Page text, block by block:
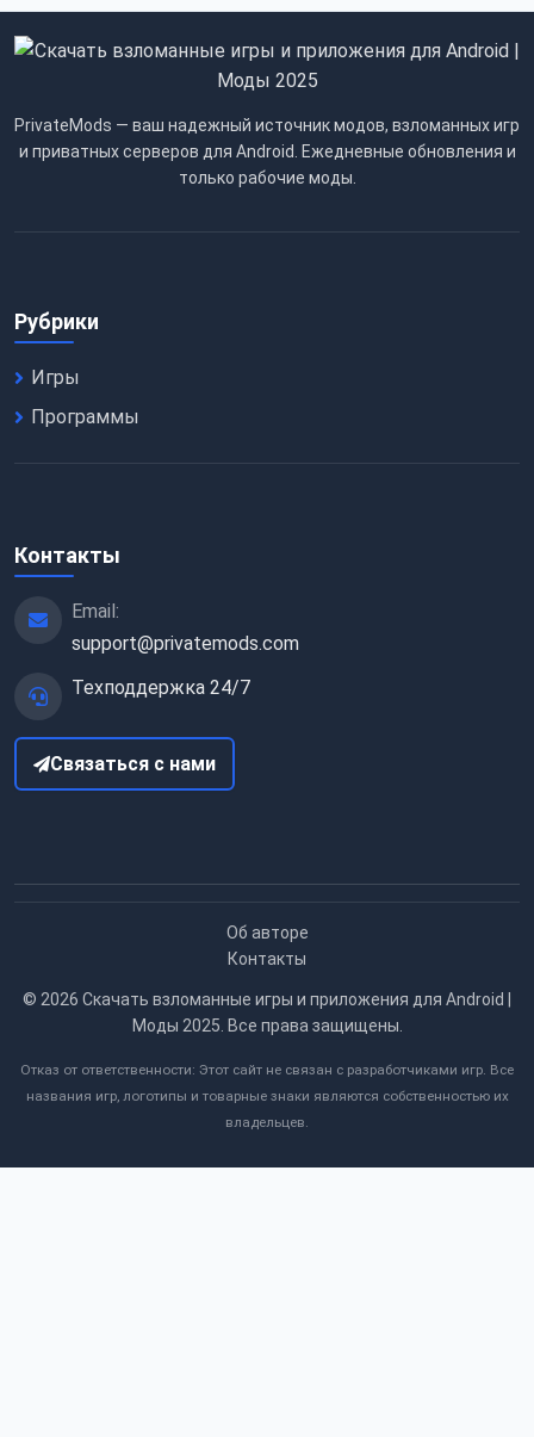
PrivateMods — ваш надежный источник модов, взломанных игр
и приватных серверов для Android. Ежедневные обновления и
только рабочие моды.
Рубрики
Игры
Программы
Контакты
Email:
support@privatemods.com
Техподдержка 24/7
Связаться с нами
Об авторе
Контакты
© 2026 Скачать взломанные игры и приложения для Android |
Моды 2025. Все права защищены.
Отказ от ответственности: Этот сайт не связан с разработчиками игр. Все
названия игр, логотипы и товарные знаки являются собственностью их
владельцев.